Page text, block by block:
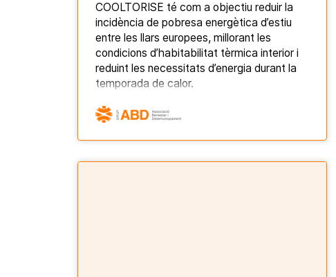
COOLTORISE té com a objectiu reduir la
incidència de pobresa energètica d’estiu
entre les llars europees, millorant les
condicions d’habitabilitat tèrmica interior i
reduint les necessitats d’energia durant la
temporada de calor.